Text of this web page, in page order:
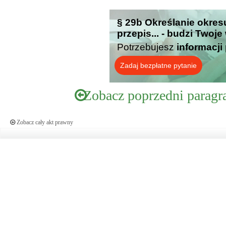
§ 29b Określanie
przepis... - budzi
Potrzebujesz informacji
Zadaj bezpłatne pytanie
Zobacz poprzedni
Zobacz cały akt prawny